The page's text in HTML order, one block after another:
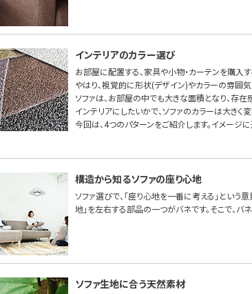
インテリアのカラー選び
お部屋に配置する、家具や小物・カーテンを購入
やはり、視覚的に形状(デザイン)やカラーの雰囲
ソファは、お部屋の中でも大きな面積となり、存
インテリアにしたいかで、ソファのカラーは大きく変
今回は、4つのパターンをご紹介します。イメージ
構造から知るソファの座り心地
ソファ選びで、「座り心地を一番に考える」という
地」を左右する部品の一つがバネです。そこで、
ソファ生地に合う天然素材